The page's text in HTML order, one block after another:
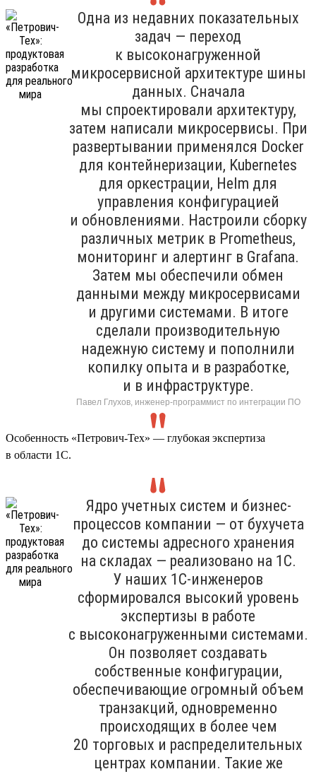
Одна из недавних показательных
задач — переход
к высоконагруженной
микросервисной архитектуре шины
данных. Сначала
мы спроектировали архитектуру,
затем написали микросервисы. При
развертывании применялся Docker
для контейнеризации, Kubernetes
для оркестрации, Helm для
управления конфигурацией
и обновлениями. Настроили сборку
различных метрик в Prometheus,
мониторинг и алертинг в Grafana.
Затем мы обеспечили обмен
данными между микросервисами
и другими системами. В итоге
сделали производительную
надежную систему и пополнили
копилку опыта и в разработке,
и в инфраструктуре.
Павел Глухов, инженер-программист по интеграции ПО
Особенность «Петрович-Тех» — глубокая экспертиза
в области 1С.
Ядро учетных систем и бизнес-
процессов компании — от бухучета
до системы адресного хранения
на складах — реализовано на 1С.
У наших 1С-инженеров
сформировался высокий уровень
экспертизы в работе
с высоконагруженными системами.
Он позволяет создавать
собственные конфигурации,
обеспечивающие огромный объем
транзакций, одновременно
происходящих в более чем
20 торговых и распределительных
центрах компании. Такие же